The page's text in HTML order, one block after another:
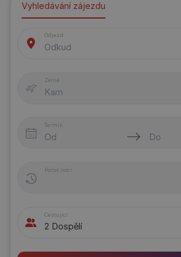
Vyhledávání zájezdu
Odjezd
Odkud
Země
Kam
Termín
Počet nocí
Cestující
2 Dospělí